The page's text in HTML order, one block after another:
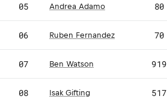
05 Andrea Adamo 80
06 Ruben Fernandez 70
07 Ben Watson 919
08 Isak Gifting 517